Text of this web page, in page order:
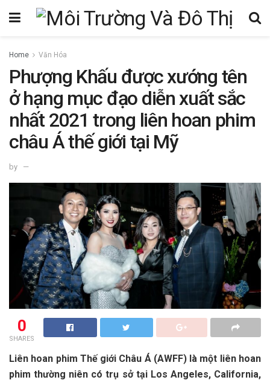
Home Văn Hóa
Phượng Khấu được xướng tên
ở hạng mục đạo diễn xuất sắc
nhất 2021 trong liên hoan phim
châu Á thế giới tại Mỹ
by
0
SHARES
Liên hoan phim Thế giới Châu Á (AWFF) là một liên hoan
phim thường niên có trụ sở tại Los Angeles, California,